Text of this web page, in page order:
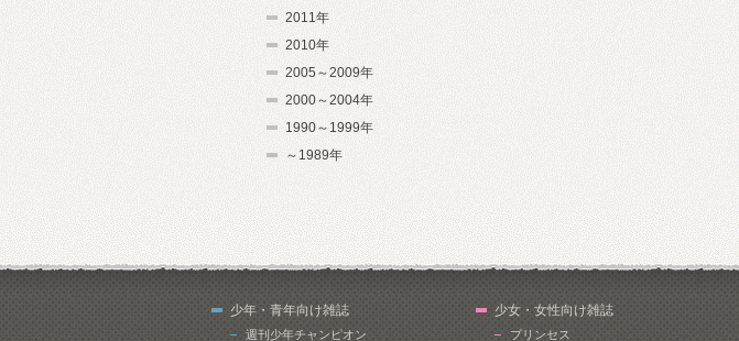
2011年
2010年
2005～2009年
2000～2004年
1990～1999年
～1989年
少年・青年向け雑誌
週刊少年チャンピオン
少女・女性向け雑誌
プリンセス